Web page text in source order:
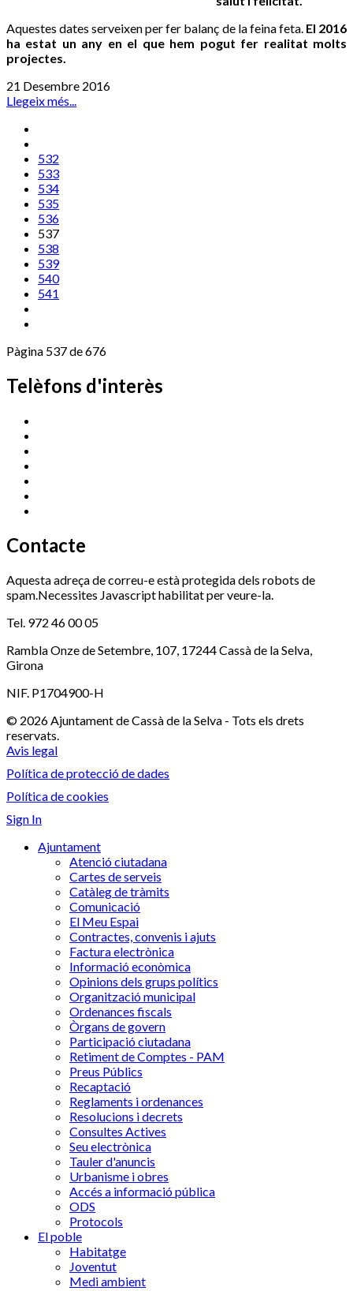
Aquestes dates serveixen per fer balanç de la feina feta. El 2016
ha estat un any en el que hem pogut fer realitat molts
projectes.
21 Desembre 2016
Llegeix més...
532
533
534
535
536
537
538
539
540
541
Pàgina 537 de 676
Telèfons d'interès
Contacte
Aquesta adreça de correu-e està protegida dels robots de
spam.Necessites Javascript habilitat per veure-la.
Tel. 972 46 00 05
Rambla Onze de Setembre, 107, 17244 Cassà de la Selva,
Girona
NIF. P1704900-H
© 2026 Ajuntament de Cassà de la Selva - Tots els drets
reservats.
Avis legal
Política de protecció de dades
Política de cookies
Sign In
Ajuntament
Atenció ciutadana
Cartes de serveis
Catàleg de tràmits
Comunicació
El Meu Espai
Contractes, convenis i ajuts
Factura electrònica
Informació econòmica
Opinions dels grups polítics
Organització municipal
Ordenances fiscals
Òrgans de govern
Participació ciutadana
Retiment de Comptes - PAM
Preus Públics
Recaptació
Reglaments i ordenances
Resolucions i decrets
Consultes Actives
Seu electrònica
Tauler d'anuncis
Urbanisme i obres
Accés a informació pública
ODS
Protocols
El poble
Habitatge
Joventut
Medi ambient